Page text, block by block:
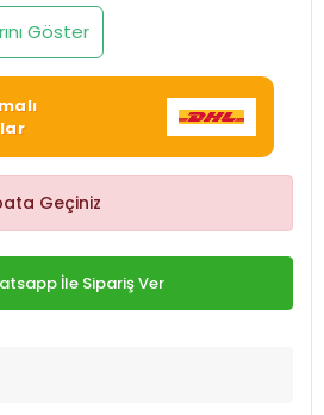
Göster
Geçiniz
İle Sipariş Ver